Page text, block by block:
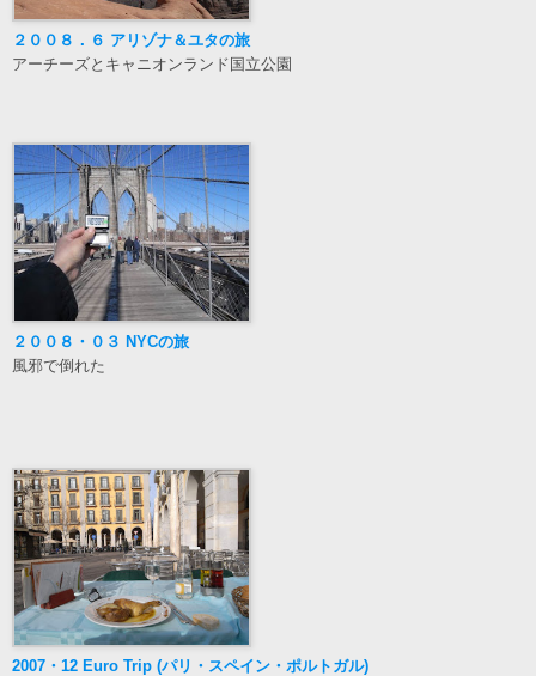
２００８．６ アリゾナ＆ユタの旅
アーチーズとキャニオンランド国立公園
２００８・０３ NYCの旅
風邪で倒れた
2007・12 Euro Trip (パリ・スペイン・ポルトガル)